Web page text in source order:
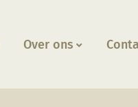
Over ons